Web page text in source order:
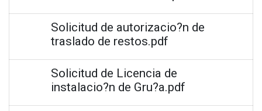
Solicitud de autorizacio?n de
traslado de restos.pdf
Solicitud de Licencia de
instalacio?n de Gru?a.pdf